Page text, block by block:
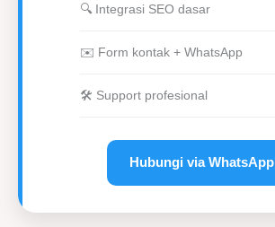
🔍 Integrasi SEO dasar
✉️ Form kontak + WhatsApp
🛠 Support profesional
Hubungi via WhatsApp